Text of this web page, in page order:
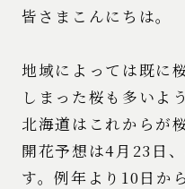
皆さまこんにちは。
地域によっては既に
しまった桜も多いよ
北海道はこれからが
開花予想は4月23日
す。例年より10日か